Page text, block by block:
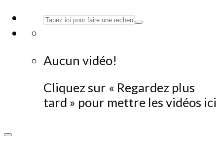
Aucun vidéo!
Cliquez sur « Regardez plus
tard » pour mettre les vidéos ici